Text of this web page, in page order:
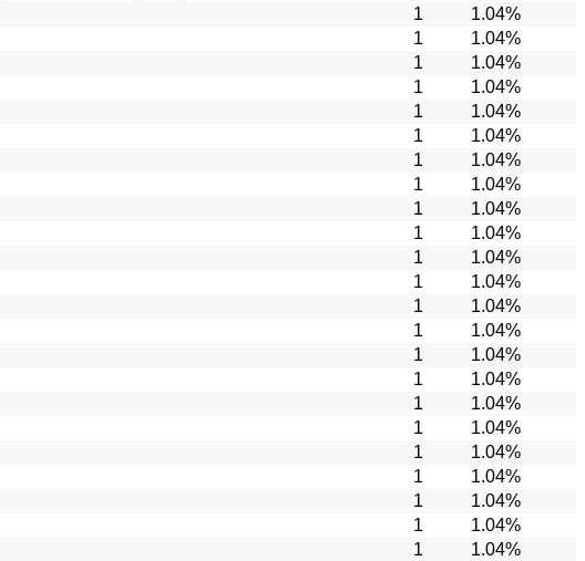
1 1.04%
1 1.04%
1 1.04%
1 1.04%
1 1.04%
1 1.04%
1 1.04%
1 1.04%
1 1.04%
1 1.04%
1 1.04%
1 1.04%
1 1.04%
1 1.04%
1 1.04%
1 1.04%
1 1.04%
1 1.04%
1 1.04%
1 1.04%
1 1.04%
1 1.04%
1 1.04%